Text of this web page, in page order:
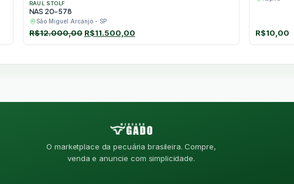
RAUL STOLF
NAS 20-578
São Miguel Arcanjo - SP
R$12.000,00 O
R$11.500,00O
R$10,00
O marketplace da pecuária brasileira. Compre,
venda e anuncie com simplicidade.